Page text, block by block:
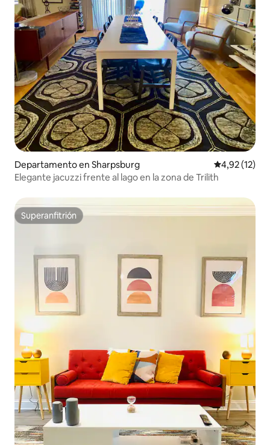
Departamento en Sharpsburg Calificación
4,92 (12)
Elegante jacuzzi frente al lago en la zona de Trilith
Superanfitrión
Superanfitrión